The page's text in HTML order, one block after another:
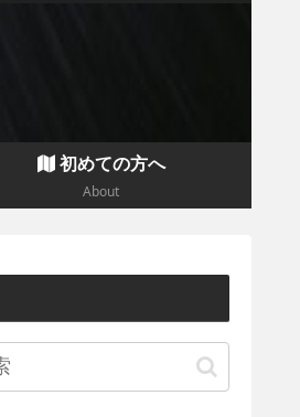
初めての方へ
About